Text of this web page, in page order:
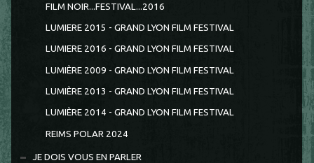
FILM NOIR...FESTIVAL...2016
LUMIERE 2015 - GRAND LYON FILM FESTIVAL
LUMIERE 2016 - GRAND LYON FILM FESTIVAL
LUMIÈRE 2009 - GRAND LYON FILM FESTIVAL
LUMIÈRE 2013 - GRAND LYON FILM FESTIVAL
LUMIÈRE 2014 - GRAND LYON FILM FESTIVAL
REIMS POLAR 2024
JE DOIS VOUS EN PARLER